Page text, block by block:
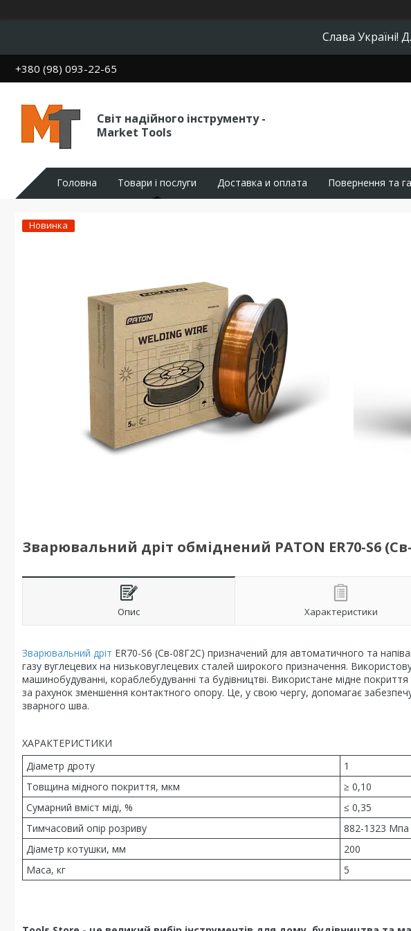
Слава Україні!
+380 (98) 093-22-65
Світ надійного інструменту -
Market Tools
Головна Товари і послуги Доставка и оплата Повернення та
Новинка
Зварювальний дріт обміднений PATON ER70-S6
Опис Характеристики
Зварювальний дріт ER70-S6 (Св-08Г2С) призначений для автоматичного та
газу вуглецевих на низьковуглецевих сталей широкого призначення.
машинобудуванні, кораблебудуванні та будівництві. Використане мідне
за рахунок зменшення контактного опору. Це, у свою чергу, допомагає
зварного шва.
ХАРАКТЕРИСТИКИ
Діаметр дроту
1
Товщина мідного покриття, мкм
≥ 0,10
Сумарний вміст міді, %
≤ 0,35
Тимчасовий опір розриву
882-1323 Мпа
Діаметр котушки, мм
200
Маса, кг
5